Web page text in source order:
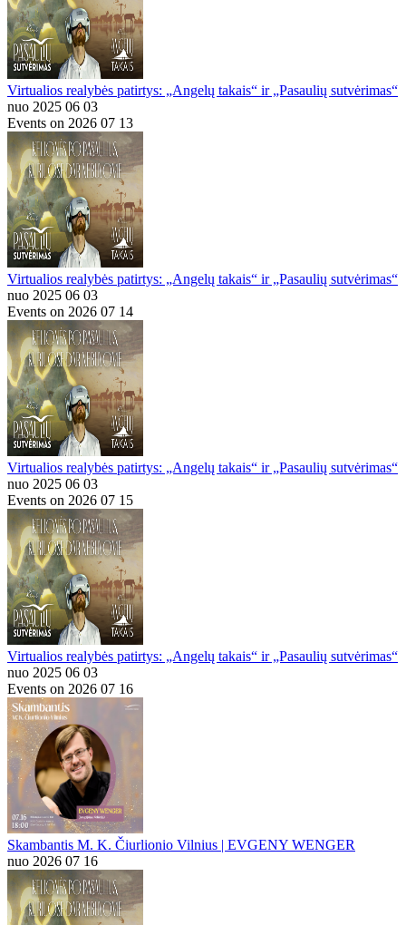
Virtualios realybės patirtys: „Angelų takais“ ir „Pasaulių sutvėrimas“
nuo 2025 06 03
Events on 2026 07 13
Virtualios realybės patirtys: „Angelų takais“ ir „Pasaulių sutvėrimas“
nuo 2025 06 03
Events on 2026 07 14
Virtualios realybės patirtys: „Angelų takais“ ir „Pasaulių sutvėrimas“
nuo 2025 06 03
Events on 2026 07 15
Virtualios realybės patirtys: „Angelų takais“ ir „Pasaulių sutvėrimas“
nuo 2025 06 03
Events on 2026 07 16
Skambantis M. K. Čiurlionio Vilnius | EVGENY WENGER
nuo 2026 07 16